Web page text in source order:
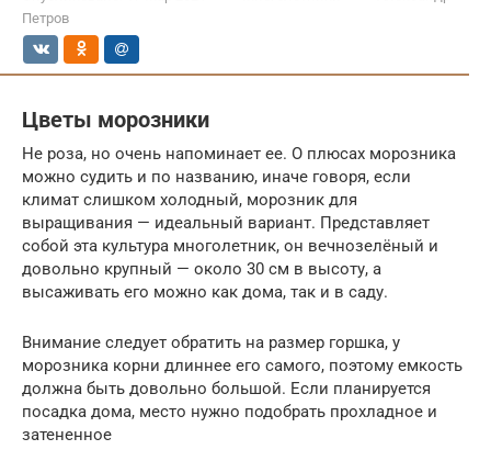
Петров
Цветы морозники
Не роза, но очень напоминает ее. О плюсах морозника
можно судить и по названию, иначе говоря, если
климат слишком холодный, морозник для
выращивания — идеальный вариант. Представляет
собой эта культура многолетник, он вечнозелёный и
довольно крупный — около 30 см в высоту, а
высаживать его можно как дома, так и в саду.
Внимание следует обратить на размер горшка, у
морозника корни длиннее его самого, поэтому емкость
должна быть довольно большой. Если планируется
посадка дома, место нужно подобрать прохладное и
затененное